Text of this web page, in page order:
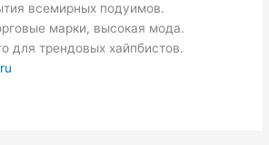
всемирных подуимов.
марки, высокая мода.
для трендовых хайпбистов.